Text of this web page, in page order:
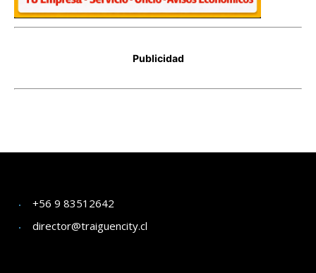
+56 9 83512642
director@traiguencity.cl